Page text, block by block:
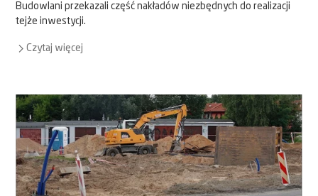
Budowlani przekazali część nakładów niezbędnych do realizacji
tejże inwestycji.
Czytaj więcej